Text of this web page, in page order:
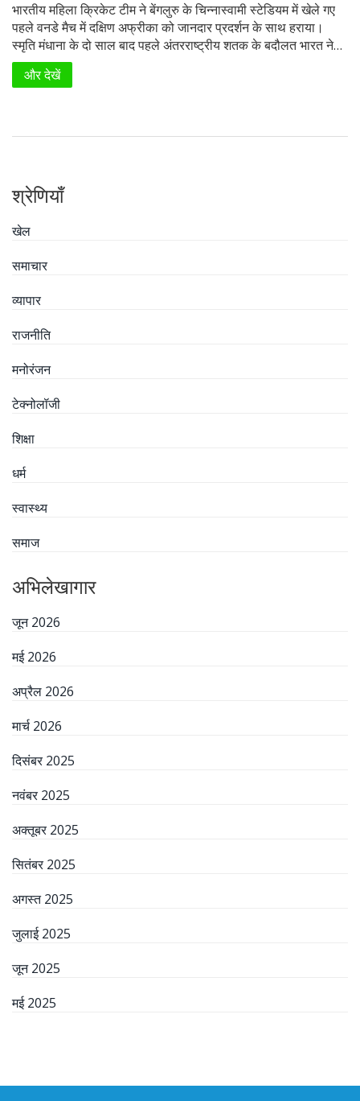
भारतीय महिला क्रिकेट टीम ने बेंगलुरु के चिन्नास्वामी स्टेडियम में खेले गए
पहले वनडे मैच में दक्षिण अफ्रीका को जानदार प्रदर्शन के साथ हराया।
स्मृति मंधाना के दो साल बाद पहले अंतरराष्ट्रीय शतक के बदौलत भारत ने
265 रन बनाए, जबकि दक्षिण अफ्रीका 143 रनों से हार गई। मंधाना को
'प्लेयर ऑफ द मैच' का खिताब मिला।
और देखें
श्रेणियाँ
खेल
समाचार
व्यापार
राजनीति
मनोरंजन
टेक्नोलॉजी
शिक्षा
धर्म
स्वास्थ्य
समाज
अभिलेखागार
जून 2026
मई 2026
अप्रैल 2026
मार्च 2026
दिसंबर 2025
नवंबर 2025
अक्तूबर 2025
सितंबर 2025
अगस्त 2025
जुलाई 2025
जून 2025
मई 2025